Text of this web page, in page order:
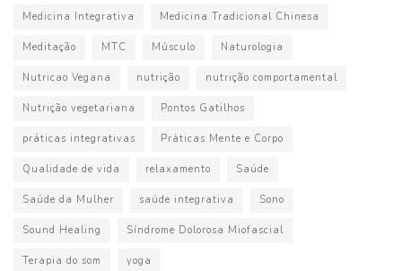
Medicina Integrativa Medicina Tradicional Chinesa
Meditação MTC Músculo Naturologia
Nutricao Vegana nutrição nutrição comportamental
Nutrição vegetariana Pontos Gatilhos
práticas integrativas Práticas Mente e Corpo
Qualidade de vida relaxamento Saúde
Saúde da Mulher saúde integrativa Sono
Sound Healing Síndrome Dolorosa Miofascial
Terapia do som yoga